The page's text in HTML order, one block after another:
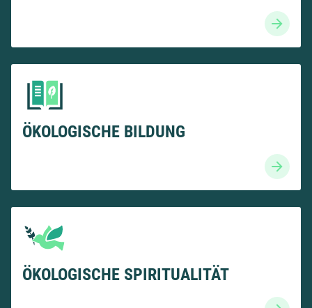
ÖKOLOGISCHE BILDUNG
ÖKOLOGISCHE SPIRITUALITÄT